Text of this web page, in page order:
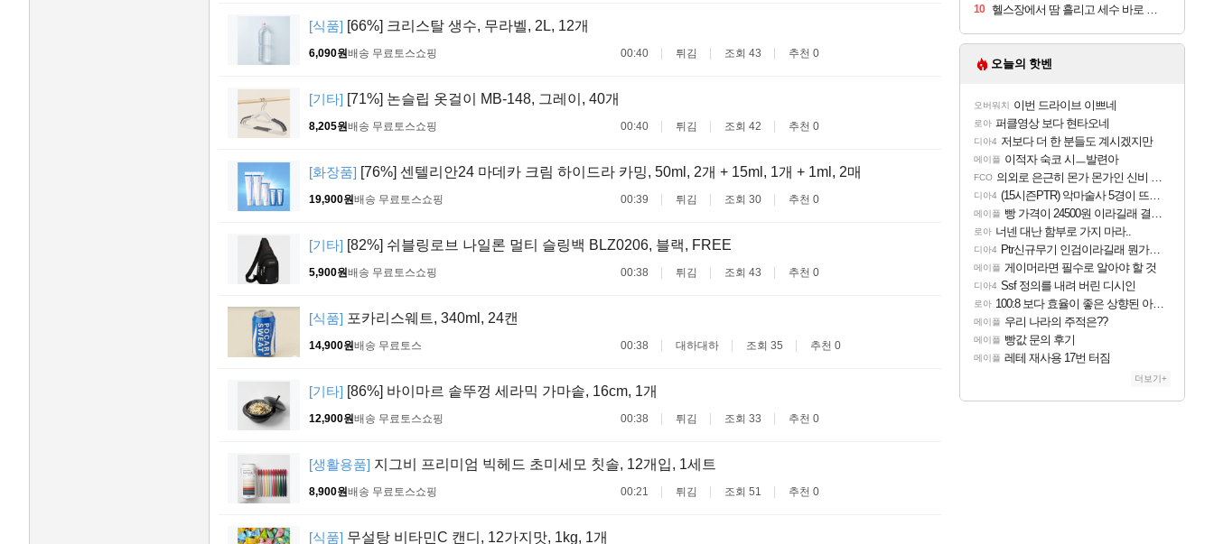
[식품] [66%] 크리스탈 생수, 무라벨, 2L, 12개
6,090원배송 무료 토스쇼핑 00:40 튀김 조회 43 추천 0
[기타] [71%] 논슬립 옷걸이 MB-148, 그레이, 40개
8,205원배송 무료 토스쇼핑 00:40 튀김 조회 42 추천 0
[화장품] [76%] 센텔리안24 마데카 크림 하이드라 카밍, 50ml, 2개 + 15ml, 1개 + 1ml, 2매
19,900원배송 무료 토스쇼핑 00:39 튀김 조회 30 추천 0
[기타] [82%] 쉬블링로브 나일론 멀티 슬링백 BLZ0206, 블랙, FREE
5,900원배송 무료 토스쇼핑 00:38 튀김 조회 43 추천 0
[식품] 포카리스웨트, 340ml, 24캔
14,900원배송 무료 토스 00:38 대하대하 조회 35 추천 0
[기타] [86%] 바이마르 솥뚜껑 세라믹 가마솥, 16cm, 1개
12,900원배송 무료 토스쇼핑 00:38 튀김 조회 33 추천 0
[생활용품] 지그비 프리미엄 빅헤드 초미세모 칫솔, 12개입, 1세트
8,900원배송 무료 토스쇼핑 00:21 튀김 조회 51 추천 0
[식품] 무설탕 비타민C 캔디, 12가지맛, 1kg, 1개
10 헬스장에서 땀 흘리고 세수 바로 안 하면 트러블 나냐?
오늘의 핫벤
오버워치 이번 드라이브 이쁘네
로아 퍼클영상 보다 현타오네
디아4 저보다 더 한 분들도 계시겠지만
메이플 이적자 숙코 시ㅡ발련아
FCO 의외로 은근히 몬가 몬가인 신비 치어리더
디아4 (15시즌PTR) 악마술사 5경이 뜨네요
메이플 빵 가격이 24500원 이라길래 결제 취소하고 나왔다
로아 너넨 대난 함부로 가지 마라..
디아4 Ptr신규무기 인검이라길래 뭔가했는데
메이플 게이머라면 필수로 알아야 할 것
디아4 Ssf 정의를 내려 버린 디시인
로아 100:8 보다 효율이 좋은 상향된 아제나 ㄷㄷ
메이플 우리 나라의 주적은??
메이플 빵값 문의 후기
메이플 레테 재사용 17번 터짐
더보기+